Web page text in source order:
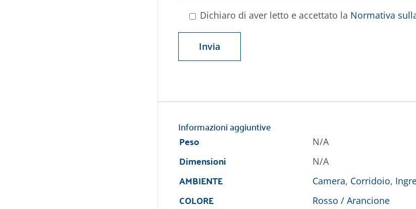
Dichiaro di aver letto e accettato la Normativa
Informazioni aggiuntive
Peso
N/A
Dimensioni N/A
AMBIENTE Camera, Corridoio,
COLORE Rosso / Arancione